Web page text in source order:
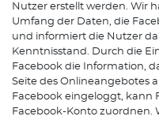
Nutzer erstellt werden. Wir
Umfang der Daten, die
und informiert die Nutzer
Kenntnisstand. Durch die
Facebook die Information,
Seite des Onlineangebotes
Facebook eingeloggt, kann
Facebook-Konto zuordnen.